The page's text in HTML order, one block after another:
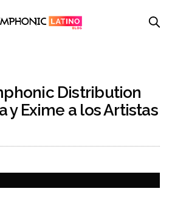
Distribution
y Exime a los Artistas